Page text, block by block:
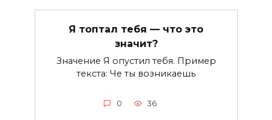
Я топтал тебя — что это
значит?
Значение Я опустил тебя. Пример
текста: Че ты возникаешь
0 36